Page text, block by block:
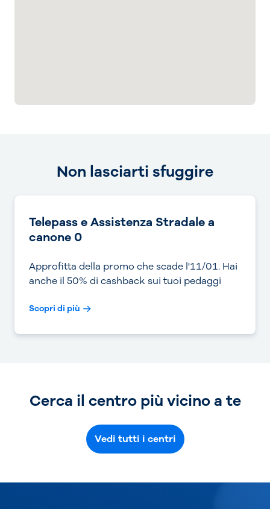
Non lasciarti sfuggire
Telepass e Assistenza Stradale a
canone 0
Approfitta della promo che scade l'11/01. Hai
anche il 50% di cashback sui tuoi pedaggi
Scopri di più
Cerca il centro più vicino a te
Vedi tutti i centri